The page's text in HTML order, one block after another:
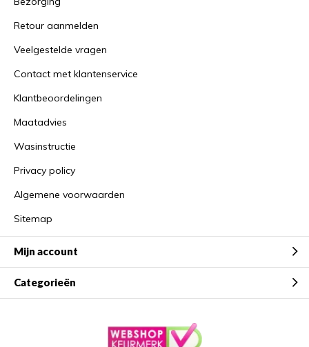
Retour aanmelden
Veelgestelde vragen
Contact met klantenservice
Klantbeoordelingen
Maatadvies
Wasinstructie
Privacy policy
Algemene voorwaarden
Sitemap
Mijn account
Categorieën